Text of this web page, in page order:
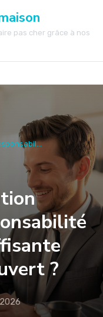
pas cher grâce à nos
?